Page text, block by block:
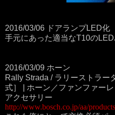
2016/03/06 ドアランプLED化
手元にあった適当なT10のLED
2016/03/09 ホーン
Rally Strada / ラリーストラー
式］ | ホーン／ファンファー
アクセサリー
http://www.bosch.co.jp/aa/